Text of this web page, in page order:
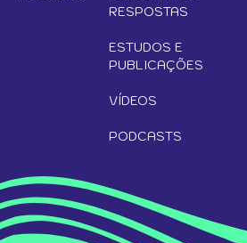
RESPOSTAS
ESTUDOS E
PUBLICAÇÕES
VÍDEOS
PODCASTS